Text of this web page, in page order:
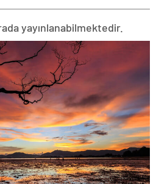
yayınlanabilmektedir.